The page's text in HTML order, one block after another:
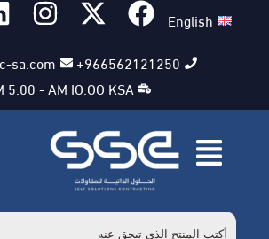
English
966562121250+
sa.com
5:00 - AM IO:OO KSA